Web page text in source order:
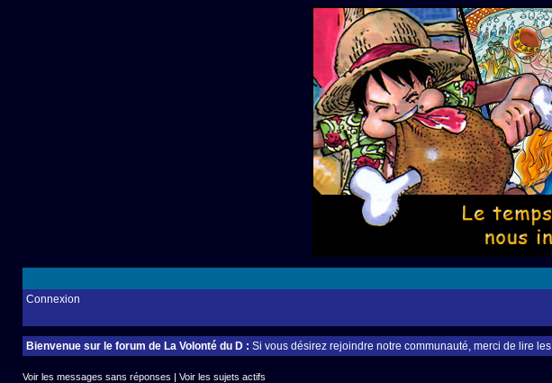
Connexion
Bienvenue sur le forum de La Volonté du D : Si vous désirez rejoindre notre communauté, merci de lire les
Voir les messages sans réponses | Voir les sujets actifs